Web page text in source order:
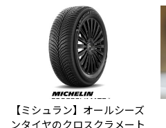
【ミシュラン】オールシーズ
ンタイヤのクロスクラメート